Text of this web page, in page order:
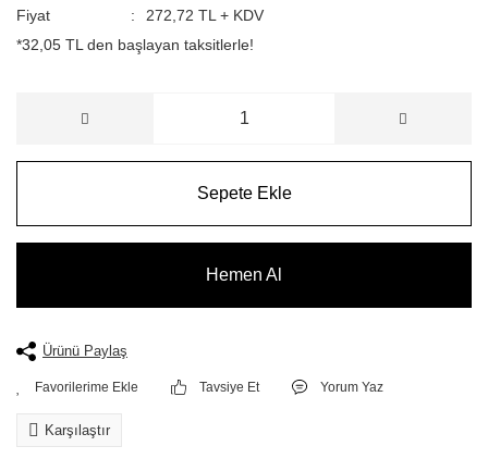
Fiyat
272,72 TL + KDV
*32,05 TL den başlayan taksitlerle!
Sepete Ekle
Hemen Al
Ürünü Paylaş
Tavsiye Et Yorum Yaz
Karşılaştır